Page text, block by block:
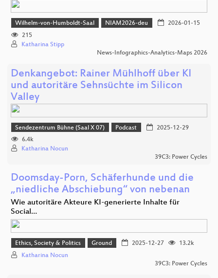
Wilhelm-von-Humboldt-Saal NIAM2026-deu
2026-01-15
215
Katharina Stipp
News-Infographics-Analytics-Maps 2026
Denkangebot: Rainer Mühlhoff über KI
und autoritäre Sehnsüchte im Silicon
Valley
Sendezentrum Bühne (Saal X 07) Podcast
2025-12-29
6.4k
Katharina Nocun
39C3: Power Cycles
Doomsday-Porn, Schäferhunde und die
„niedliche Abschiebung“ von nebenan
Wie autoritäre Akteure KI-generierte Inhalte für
Social…
Ethics, Society & Politics Ground 2025-12-27
13.2k
Katharina Nocun
39C3: Power Cycles